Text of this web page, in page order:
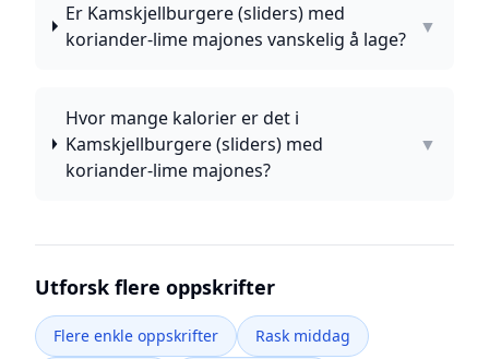
Er Kamskjellburgere (sliders) med
koriander-lime majones vanskelig å lage?
▼
Hvor mange kalorier er det i
Kamskjellburgere (sliders) med
koriander-lime majones?
▼
Utforsk flere oppskrifter
Flere enkle oppskrifter
Rask middag